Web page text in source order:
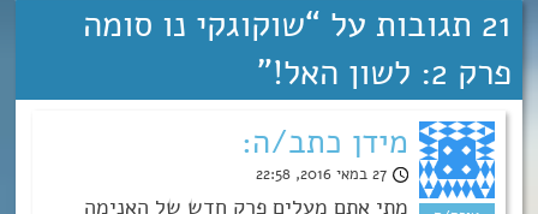
21 תגובות על “
שוקוגקי נו סומה
פרק 2: לשון האל!
”
מידן כתב/ה:
27 במאי 2016, 22:58
מתי אתם מעלים פרק חדש של האנימה